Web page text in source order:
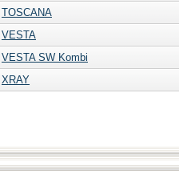
TOSCANA
VESTA
VESTA SW Kombi
XRAY